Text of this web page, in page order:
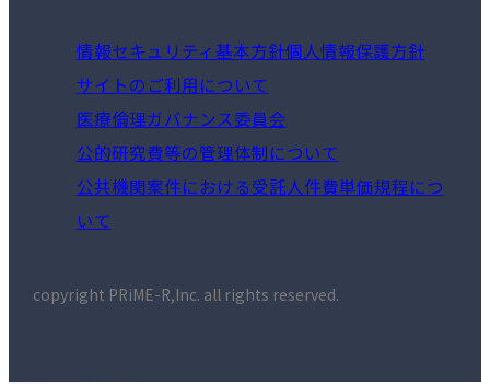
情報セキュリティ基本方針個人情報保護方針
サイトのご利用について
医療倫理ガバナンス委員会
公的研究費等の管理体制について
公共機関案件における受託人件費単価規程につ
いて
copyright PRiME-R,Inc. all rights reserved.